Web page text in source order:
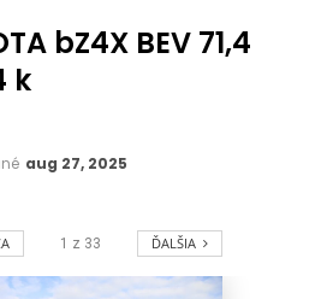
bZ4X BEV 71,4
k
aug 27, 2025
1 z 33 ĎALŠIA